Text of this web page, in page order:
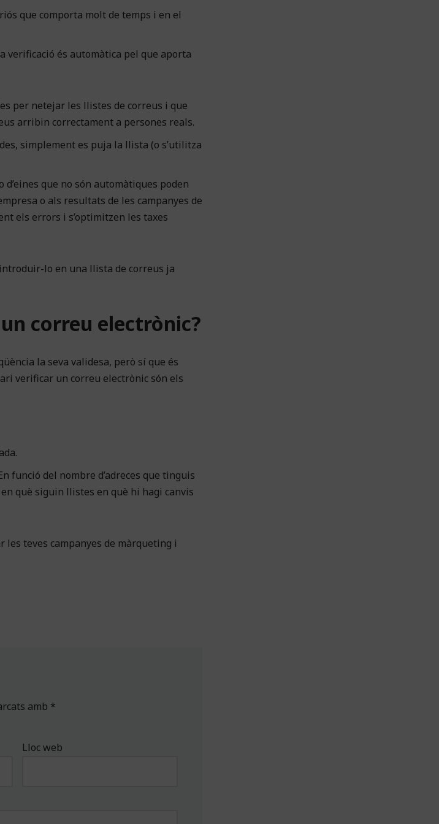
que comporta molt de temps i en el
verificació és automàtica pel que aporta
per netejar les llistes de correus i que
arribin correctament a persones reals.
simplement es puja la llista (o s’utilitza
d’eines que no són automàtiques poden
o als resultats de les campanyes de
els errors i s’optimitzen les taxes
lo en una llista de correus ja
correu electrònic?
la seva validesa, però sí que és
verificar un correu electrònic són els
funció del nombre d’adreces que tinguis
què siguin llistes en què hi hagi canvis
les teves campanyes de màrqueting i
amb *
Lloc web